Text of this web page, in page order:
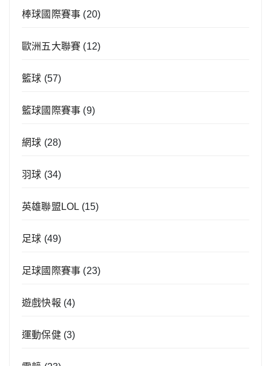
棒球國際賽事 (20)
歐洲五大聯賽 (12)
籃球 (57)
籃球國際賽事 (9)
網球 (28)
羽球 (34)
英雄聯盟LOL (15)
足球 (49)
足球國際賽事 (23)
遊戲快報 (4)
運動保健(3)